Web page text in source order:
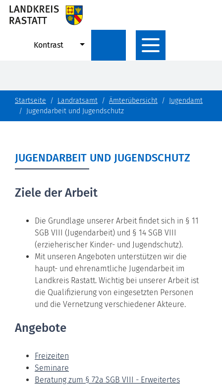
Kontrast
Startseite Landratsamt Ämterübersicht
Jugendamt
Jugendarbeit und Jugendschutz
JUGENDARBEIT UND JUGENDSCHUTZ
Ziele der Arbeit
Die Grundlage unserer Arbeit findet sich in § 11
SGB VIII (Jugendarbeit) und § 14 SGB VIII
(erzieherischer Kinder- und Jugendschutz).
Mit unseren Angeboten unterstützen wir die
haupt- und ehrenamtliche Jugendarbeit im
Landkreis Rastatt. Wichtig bei unserer Arbeit ist
die Qualifizierung von eingesetzten Personen
und die Vernetzung verschiedener Akteure.
Angebote
Freizeiten
Seminare
Beratung zum § 72a SGB VIII - Erweitertes